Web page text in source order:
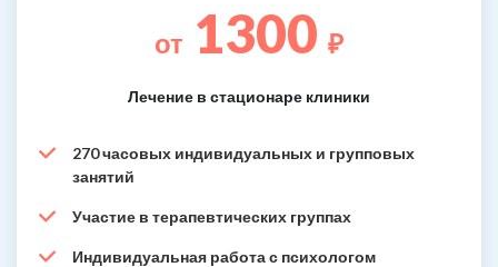
от 1300 ₽
Лечение в стационаре клиники
270 часовых индивидуальных и групповых
занятий
Участие в терапевтических группах
Индивидуальная работа с психологом